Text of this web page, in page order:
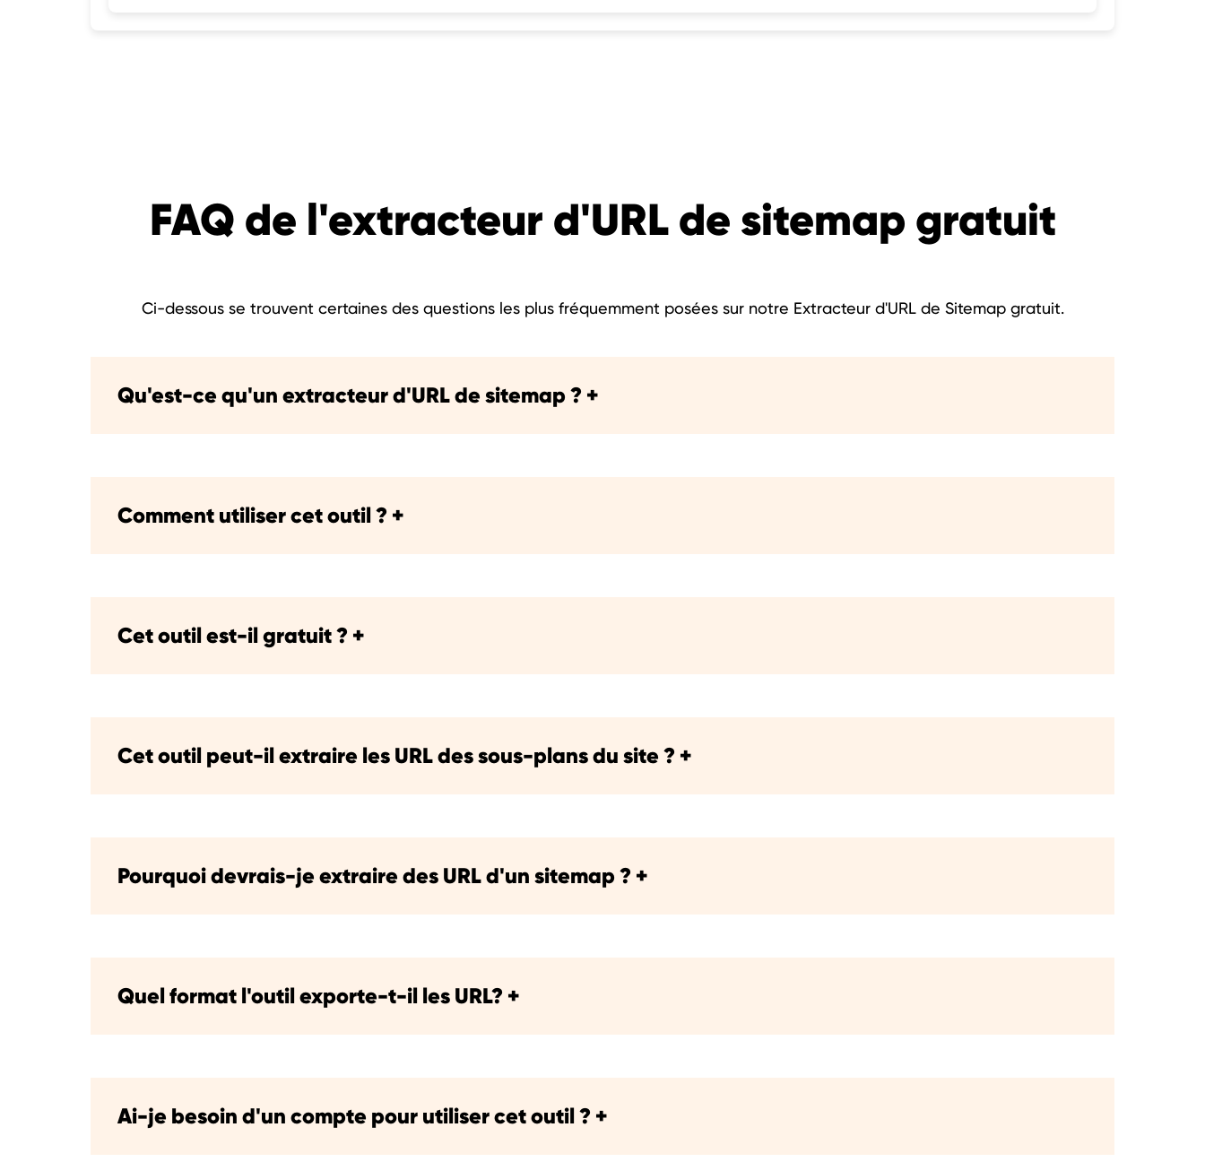
FAQ de l'extracteur d'URL de sitemap gratuit
Ci-dessous se trouvent certaines des questions les plus fréquemment posées sur notre Extracteur d'URL de Sitemap gratuit.
Qu'est-ce qu'un extracteur d'URL de sitemap ? +
Comment utiliser cet outil ? +
Cet outil est-il gratuit ? +
Cet outil peut-il extraire les URL des sous-plans du site ? +
Pourquoi devrais-je extraire des URL d'un sitemap ? +
Quel format l'outil exporte-t-il les URL? +
Ai-je besoin d'un compte pour utiliser cet outil ? +